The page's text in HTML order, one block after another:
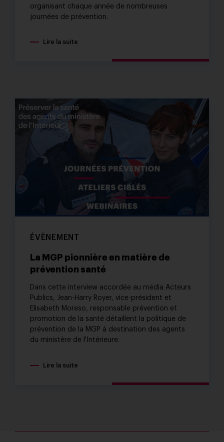
organisant chaque année de nombreuses
journées de prévention.
Lire la suite
ÉVÈNEMENT
La MGP pionnière en matière de
prévention santé
Dans cette interview accordée au média Acteurs
Publics, Jean-Harry Royer, vice-président et
Elisabeth Moreso, responsable prévention et
promotion de la santé détaillent la politique de
prévention de la MGP à destination des agents
du ministère de l'Intérieure.
Lire la suite